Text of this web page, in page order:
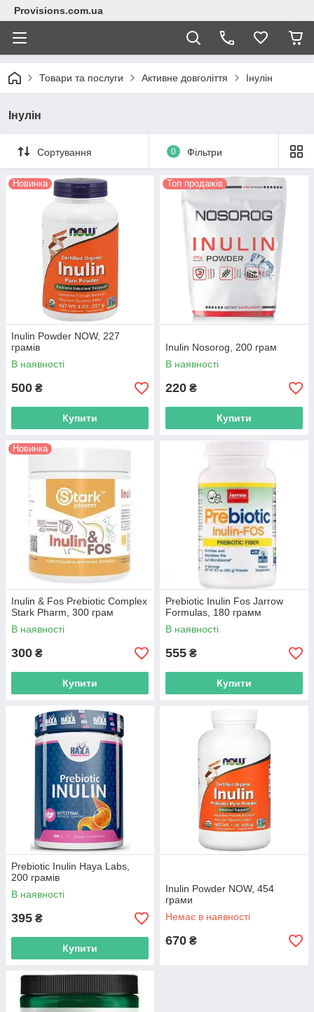
Provisions.com.ua
Товари та послуги Активне довголіття Інулін
Інулін
Сортування 0 Фільтри
Новинка
Inulin Powder NOW, 227
грамів
В наявності
500 ₴
Купити
Топ продажів
Inulin Nosorog, 200 грам
В наявності
220 ₴
Купити
Новинка
Inulin & Fos Prebiotic Complex
Stark Pharm, 300 грам
В наявності
300 ₴
Купити
Prebiotic Inulin Fos Jarrow
Formulas, 180 грамм
В наявності
555 ₴
Купити
Prebiotic Inulin Haya Labs,
200 грамів
В наявності
395 ₴
Купити
Inulin Powder NOW, 454
грами
Немає в наявності
670 ₴